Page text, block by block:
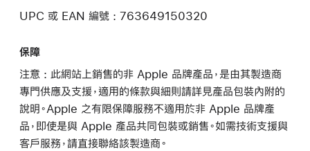
UPC 或 EAN 編號 : 763649150320
保障
注意 : 此網站上銷售的非 Apple 品牌產品，是由其製造商
專門供應及支援，適用的條款與細則請詳見產品包裝內附的
說明。Apple 之有限保障服務不適用於非 Apple 品牌產
品，即使是與 Apple 產品共同包裝或銷售。如需技術支援與
客戶服務，請直接聯絡該製造商。